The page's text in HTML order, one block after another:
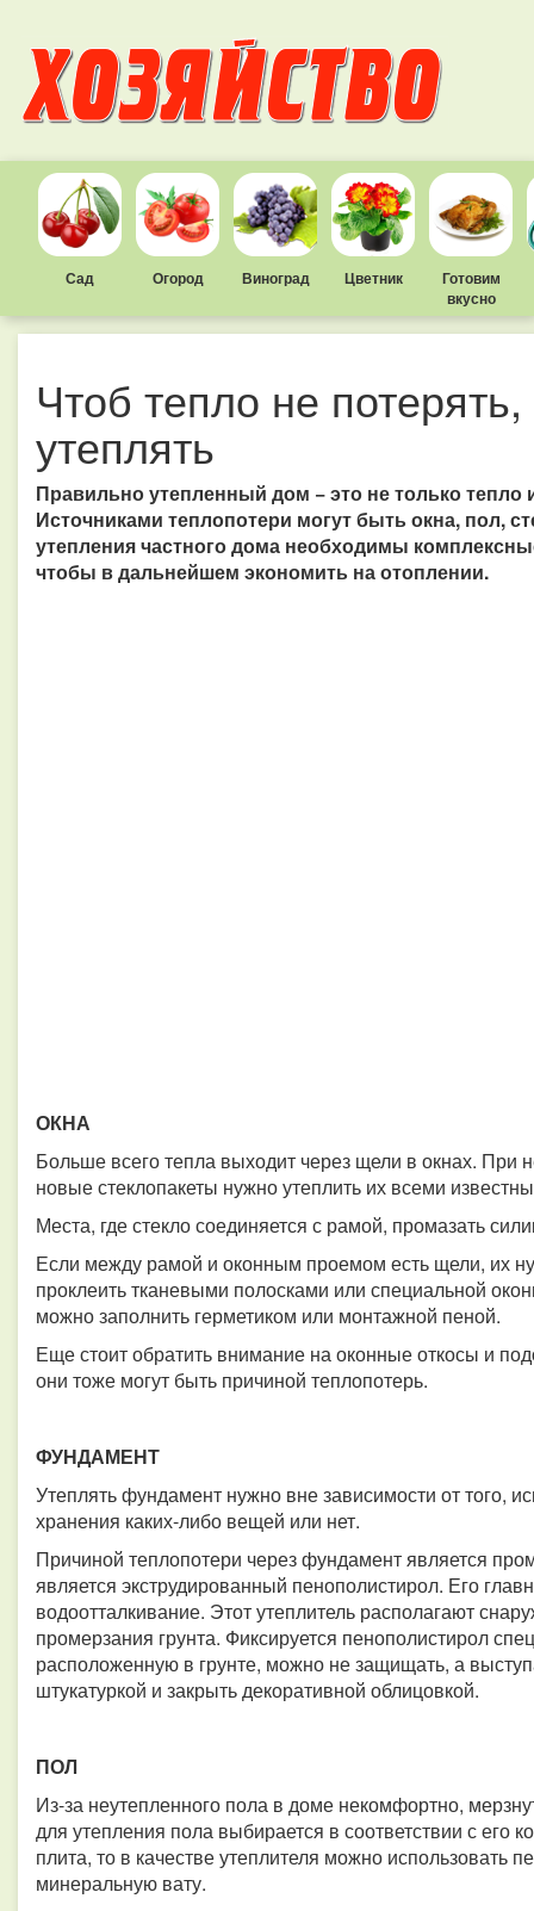
Сад Огород Виноград Цветник
Готовим
вкусно
Чтоб тепло не
утеплять
Правильно утепленный дом − это не только
Источниками теплопотери могут быть окна, пол,
утепления частного дома необходимы
чтобы в дальнейшем экономить на отоплении.
ОКНА
Больше всего тепла выходит через щели в окнах. При
новые стеклопакеты нужно утеплить их всеми
Места, где стекло соединяется с рамой, промазать
Если между рамой и оконным проемом есть щели, их
проклеить тканевыми полосками или специальной
можно заполнить герметиком или монтажной пеной.
Еще стоит обратить внимание на оконные откосы и
они тоже могут быть причиной теплопотерь.
ФУНДАМЕНТ
Утеплять фундамент нужно вне зависимости от того,
хранения каких-либо вещей или нет.
Причиной теплопотери через фундамент является
является экструдированный пенополистирол. Его
водоотталкивание. Этот утеплитель располагают
промерзания грунта. Фиксируется пенополистирол
расположенную в грунте, можно не защищать, а
штукатуркой и закрыть декоративной облицовкой.
ПОЛ
Из-за неутепленного пола в доме некомфортно,
для утепления пола выбирается в соответствии с его
плита, то в качестве утеплителя можно использовать
минеральную вату.